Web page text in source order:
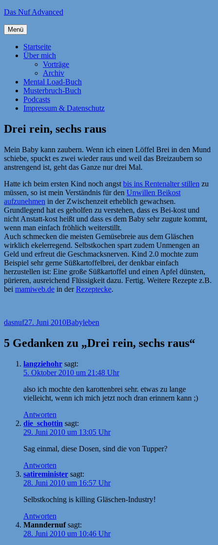
Zum
springen
Das Nuf Advanced
Menü
Startseite
Über mich
Vorträge
Archiv
Mental Load-Buch
Musterbruch-Buch
Podcasts
Impressum & Datenschutz
Drei rein, sechs raus
Mein Baby kann zaubern. Wenn ich einen Löffel Brei in den Mund
schiebe, spuckt es zwei wieder raus und weil das Breizaubern so
anstrengend ist, geht das Ganze nur drei Mal.
Hatte ich beim ersten Kind noch angst bis ins Rentenalter stillen zu
müssen, so ist mein Verständnis für den Unwillen Beikost
aufzunehmen in der Zwischenzeit erheblich gewachsen.
Grundlegend hat es geholfen zu verstehen, dass es Bei-kost und
nicht Anstatt-kost heißt und dass es dem Baby sehr zugute kommt,
wenn man einfach fröhlich weiterstillt.
Auch schmecken die meisten Gemüsebreie aus dem Gläschen
wirklich ekelerregend. Selbstkochen spart zudem Unmengen an
Geld und erfreut die Geschmacksnerven. Kind 2.0 mochte zum
Beispiel sehr gerne Süßkartoffelbrei, der denkbar einfach
herzustellen ist: Eine große Süßkartoffel und einen Apfel dünsten,
pürieren, ausreichend Flüssigkeit dazu. Fertig. Weitere Rezepte z.B.
bei mamiweb.de in derRezeptecke.
Autor
dasnufVeröffentlicht
27. Juni 2010Kategorien
Babyleben
5 Gedanken zu „Drei rein, sechs raus“
langziehohr sagt:
5. Oktober 2010 um 21:48 Uhr
also ich mochte den karottenbrei sehr. etwas zu lange
vielleicht, wenn ich mich jetzt noch dran erinnern kann ;)
Antworten
die_schottin sagt:
29. Juni 2010 um 13:05 Uhr
Sag einmal, diese Dosen, sind die von Tupper?
Antworten
satireminister sagt:
28. Juni 2010 um 16:57 Uhr
Selbstkoching is killing Gläschen-Industry!
Antworten
Manndernuf sagt:
28. Juni 2010 um 10:46 Uhr